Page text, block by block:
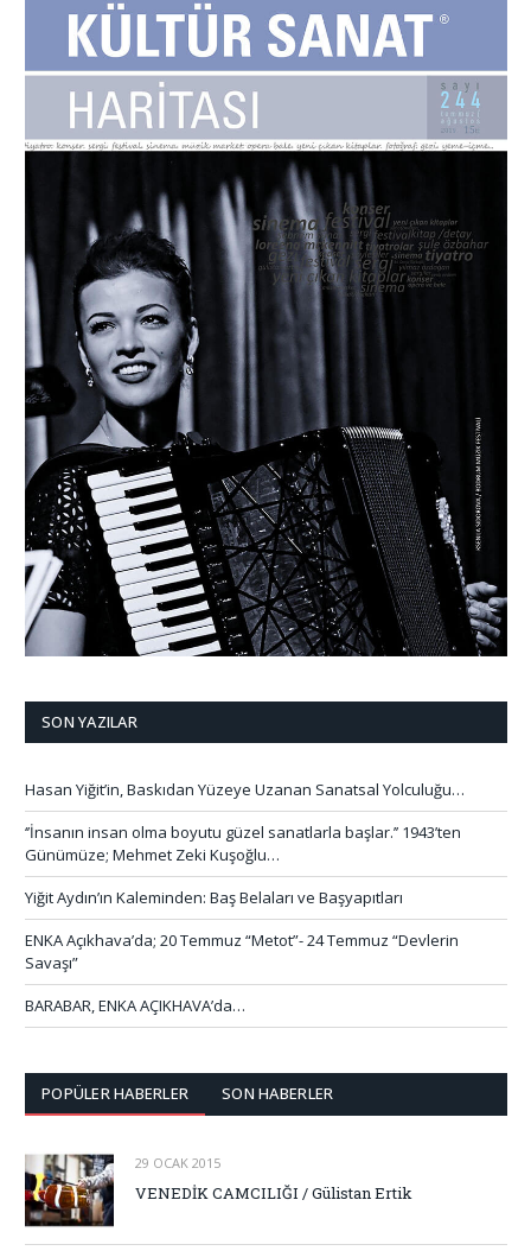
SON YAZILAR
Hasan Yiğit’in, Baskıdan Yüzeye Uzanan Sanatsal Yolculuğu…
‘’İnsanın insan olma boyutu güzel sanatlarla başlar.’’ 1943’ten
Günümüze; Mehmet Zeki Kuşoğlu…
Yiğit Aydın’ın Kaleminden: Baş Belaları ve Başyapıtları
ENKA Açıkhava’da; 20 Temmuz “Metot”- 24 Temmuz “Devlerin
Savaşı”
BARABAR, ENKA AÇIKHAVA’da…
POPÜLER HABERLER SON HABERLER
29 OCAK 2015
VENEDİK CAMCILIĞI / Gülistan Ertik